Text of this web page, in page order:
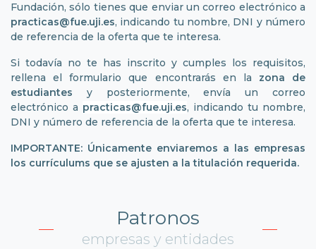
Fundación, sólo tienes que enviar un correo electrónico a
practicas@fue.uji.es, indicando tu nombre, DNI y número
de referencia de la oferta que te interesa.
Si todavía no te has inscrito y cumples los requisitos,
rellena el formulario que encontrarás en la zona de
estudiantes y posteriormente, envía un correo
electrónico a practicas@fue.uji.es, indicando tu nombre,
DNI y número de referencia de la oferta que te interesa.
IMPORTANTE: Únicamente enviaremos a las empresas
los currículums que se ajusten a la titulación requerida.
Patronos
empresas y entidades